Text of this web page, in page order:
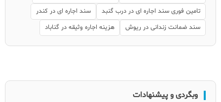
تامین فوری سند اجاره ای در درب گنبد
سند اجاره ای در کندر
سند ضمانت زندانی در ریوش
هزینه اجاره وثیقه در گناباد
وبگردی و پیشنهادات